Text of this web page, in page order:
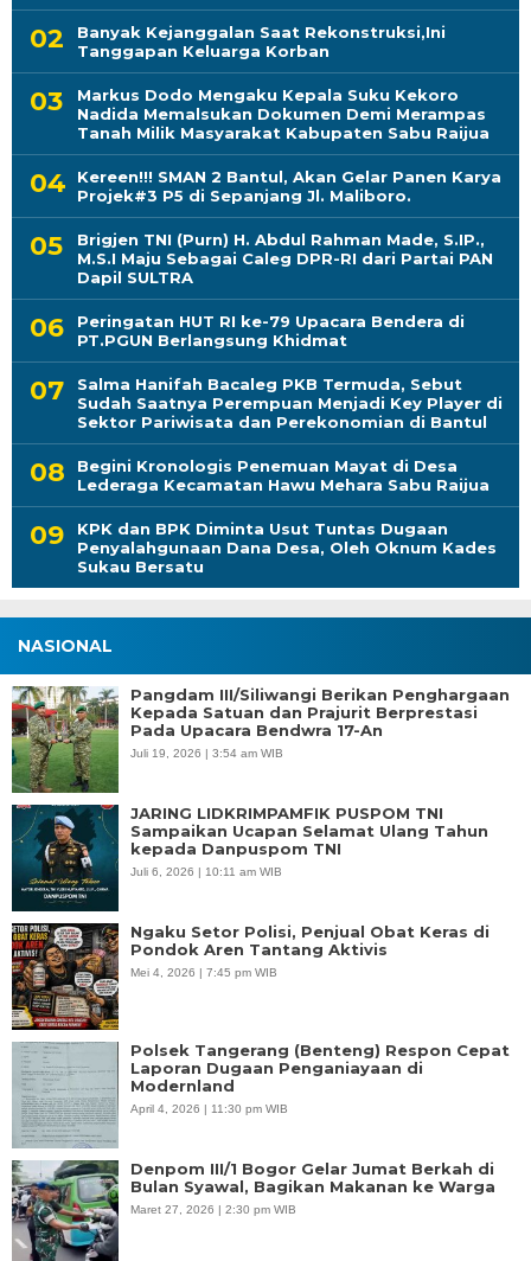
Banyak Kejanggalan Saat Rekonstruksi,Ini
Tanggapan Keluarga Korban
Markus Dodo Mengaku Kepala Suku Kekoro
Nadida Memalsukan Dokumen Demi Merampas
Tanah Milik Masyarakat Kabupaten Sabu Raijua
Kereen!!! SMAN 2 Bantul, Akan Gelar Panen Karya
Projek#3 P5 di Sepanjang Jl. Maliboro.
Brigjen TNI (Purn) H. Abdul Rahman Made, S.IP.,
M.S.I Maju Sebagai Caleg DPR-RI dari Partai PAN
Dapil SULTRA
Peringatan HUT RI ke-79 Upacara Bendera di
PT.PGUN Berlangsung Khidmat
Salma Hanifah Bacaleg PKB Termuda, Sebut
Sudah Saatnya Perempuan Menjadi Key Player di
Sektor Pariwisata dan Perekonomian di Bantul
Begini Kronologis Penemuan Mayat di Desa
Lederaga Kecamatan Hawu Mehara Sabu Raijua
KPK dan BPK Diminta Usut Tuntas Dugaan
Penyalahgunaan Dana Desa, Oleh Oknum Kades
Sukau Bersatu
NASIONAL
Pangdam III/Siliwangi Berikan Penghargaan
Kepada Satuan dan Prajurit Berprestasi
Pada Upacara Bendwra 17-An
Juli 19, 2026 | 3:54 am WIB
JARING LIDKRIMPAMFIK PUSPOM TNI
Sampaikan Ucapan Selamat Ulang Tahun
kepada Danpuspom TNI
Juli 6, 2026 | 10:11 am WIB
Ngaku Setor Polisi, Penjual Obat Keras di
Pondok Aren Tantang Aktivis
Mei 4, 2026 | 7:45 pm WIB
Polsek Tangerang (Benteng) Respon Cepat
Laporan Dugaan Penganiayaan di
Modernland
April 4, 2026 | 11:30 pm WIB
Denpom III/1 Bogor Gelar Jumat Berkah di
Bulan Syawal, Bagikan Makanan ke Warga
Maret 27, 2026 | 2:30 pm WIB